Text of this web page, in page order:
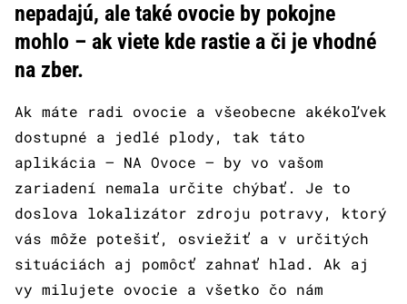
nepadajú, ale také ovocie by pokojne
mohlo – ak viete kde rastie a či je vhodné
na zber.
Ak máte radi ovocie a všeobecne akékoľvek
dostupné a jedlé plody, tak táto
aplikácia – NA Ovoce – by vo vašom
zariadení nemala určite chýbať. Je to
doslova lokalizátor zdroju potravy, ktorý
vás môže potešiť, osviežiť a v určitých
situáciách aj pomôcť zahnať hlad. Ak aj
vy milujete ovocie a všetko čo nám